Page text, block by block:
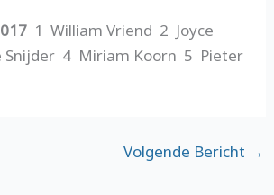
1 William Vriend 2 Joyce
Snijder 4 Miriam Koorn 5 Pieter
Volgende Bericht →